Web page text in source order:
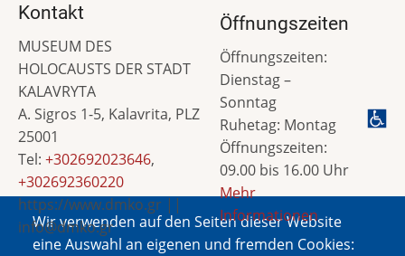
Wir verwenden auf den Seiten dieser Website
eine Auswahl an eigenen und fremden Cookies:
Kontakt
MUSEUM DES
HOLOCAUSTS DER STADT
KALAVRYTA
A. Sigros 1-5, Kalavrita, PLZ
25001
Tel: +302692023646,
+302692360220
https://www.dmko.gr ||
info@dmko.gr
Öffnungszeiten
Öffnungszeiten:
Dienstag –
Sonntag
Ruhetag: Montag
Öffnungszeiten:
09.00 bis 16.00 Uhr
Mehr
Informationen